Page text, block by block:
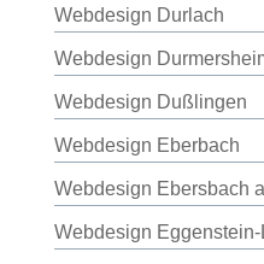
Webdesign Durlach
Webdesign
Webdesign Dußlingen
Webdesign Eberbach
Webdesign Ebersbach
Webdesign